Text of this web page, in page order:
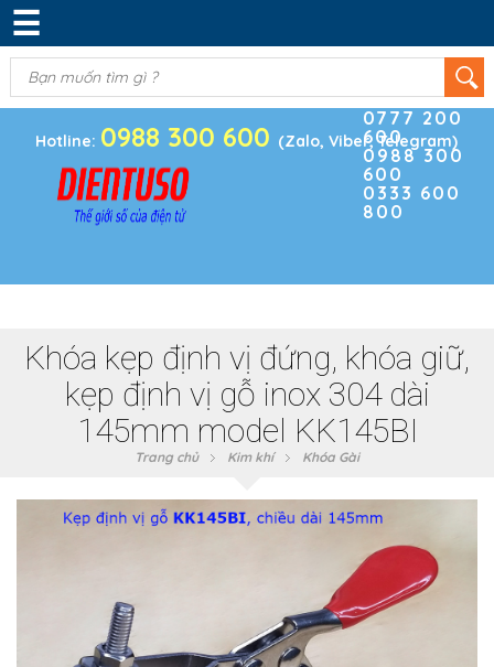
DANH MỤC SẢN PHẨM
KIM KHÍ
ĐIỆN TRỞ & TỤ ĐIỆN
BOARD PHÁT TRIỂN
MODULE CẢM BIẾN
LINH KIỆN KHÁC
☰
Hotline: 0988 300 600 (Zalo, Viber, Telegram)
Điện thoại
0777 200
600
0988 300
600
0333 600
800
(0)
Khóa kẹp định vị đứng, khóa giữ,
kẹp định vị gỗ inox 304 dài
145mm model KK145BI
Trang chủ Kim khí Khóa Gài